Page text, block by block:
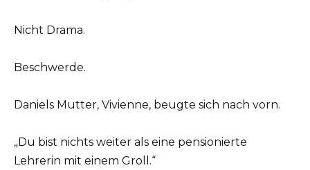
Nicht Drama.
Beschwerde.
Daniels Mutter, Vivienne, beugte sich nach vorn.
„Du bist nichts weiter als eine pensionierte
Lehrerin mit einem Groll.“